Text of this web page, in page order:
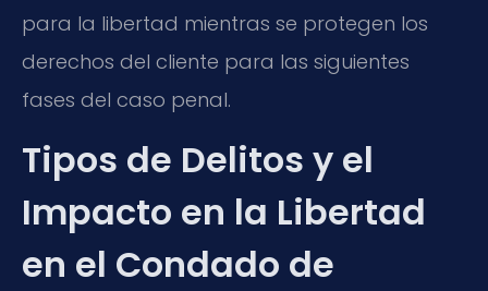
para la libertad mientras se protegen los
derechos del cliente para las siguientes
fases del caso penal.
Tipos de Delitos y el
Impacto en la Libertad
en el Condado de